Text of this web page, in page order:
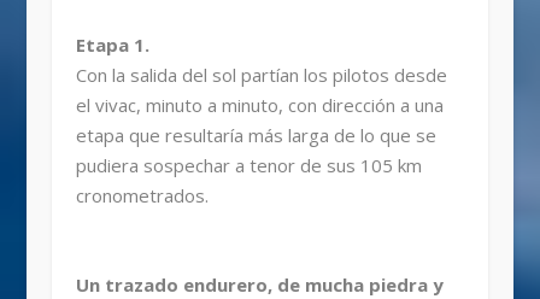
Etapa 1.
Con la salida del sol partían los pilotos desde
el vivac, minuto a minuto, con dirección a una
etapa que resultaría más larga de lo que se
pudiera sospechar a tenor de sus 105 km
cronometrados.
Un trazado endurero, de mucha piedra y